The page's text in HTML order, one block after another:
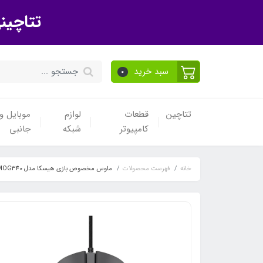
سبد خرید 0
تتاچین
قطعات
کامپیوتر
لوازم
شبکه
موبایل
جانبی
خانه فهرست محصولات ماوس مخصوص بازی هیسکا مدل HX-MOG340